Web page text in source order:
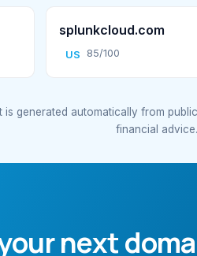
splunkcloud.com
US 85/100
is generated automatically from
financial advice.
next